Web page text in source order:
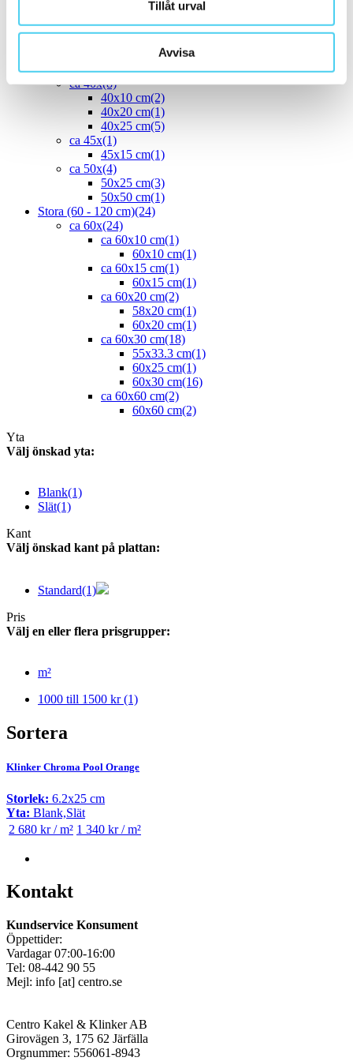
Tillåt urval
Avvisa
30x30 cm(13)
ca 30x60 cm(16)
33.3x55 cm(1)
ca 40x(8)
40x10 cm(2)
40x20 cm(1)
40x25 cm(5)
ca 45x(1)
45x15 cm(1)
ca 50x(4)
50x25 cm(3)
50x50 cm(1)
Stora (60 - 120 cm)(24)
ca 60x(24)
ca 60x10 cm(1)
60x10 cm(1)
ca 60x15 cm(1)
60x15 cm(1)
ca 60x20 cm(2)
58x20 cm(1)
60x20 cm(1)
ca 60x30 cm(18)
55x33.3 cm(1)
60x25 cm(1)
60x30 cm(16)
ca 60x60 cm(2)
60x60 cm(2)
Yta
Välj önskad yta:
Blank(1)
Slät(1)
Kant
Välj önskad kant på plattan:
Standard(1)
Pris
Välj en eller flera prisgrupper:
m²
1000 till 1500 kr(1)
Sortera
Klinker Chroma Pool Orange
Storlek: 6.2x25 cm
Yta: Blank,Slät
2 680 kr / m² 1 340 kr / m²
Kontakt
Kundservice Konsument
Öppettider:
Vardagar 07:00-16:00
Tel: 08-442 90 55
Mejl: info [at] centro.se
Centro Kakel & Klinker AB
Girovägen 3, 175 62 Järfälla
Orgnummer: 556061-8943